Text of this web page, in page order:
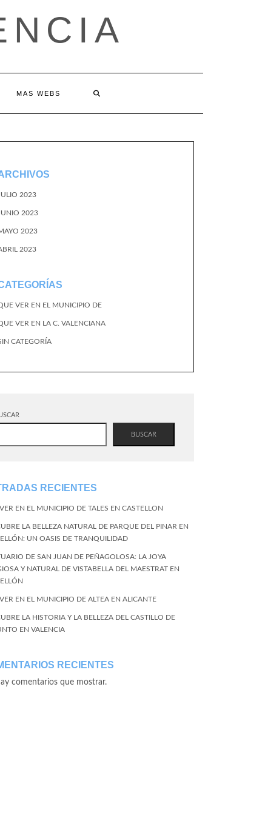
MAS WEBS
2023
2023
2023
2023
VER EN EL MUNICIPIO DE
VER EN LA C. VALENCIANA
CATEGORÍA
BUSCAR
RECIENTES
EN EL MUNICIPIO DE TALES EN CASTELLON
LA BELLEZA NATURAL DE PARQUE DEL PINAR EN
UN OASIS DE TRANQUILIDAD
DE SAN JUAN DE PEÑAGOLOSA: LA JOYA
Y NATURAL DE VISTABELLA DEL MAESTRAT EN
EN EL MUNICIPIO DE ALTEA EN ALICANTE
LA HISTORIA Y LA BELLEZA DEL CASTILLO DE
EN VALENCIA
RECIENTES
comentarios que mostrar.